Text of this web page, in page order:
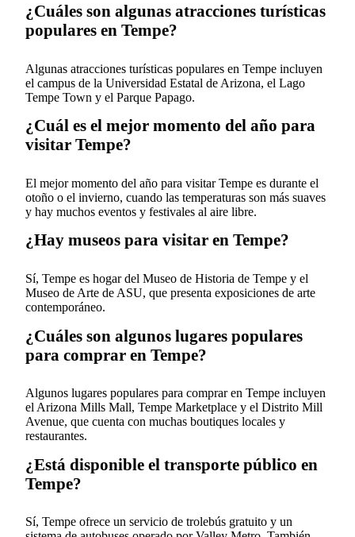
¿Cuáles son algunas atracciones turísticas
populares en Tempe?
Algunas atracciones turísticas populares en Tempe incluyen
el campus de la Universidad Estatal de Arizona, el Lago
Tempe Town y el Parque Papago.
¿Cuál es el mejor momento del año para
visitar Tempe?
El mejor momento del año para visitar Tempe es durante el
otoño o el invierno, cuando las temperaturas son más suaves
y hay muchos eventos y festivales al aire libre.
¿Hay museos para visitar en Tempe?
Sí, Tempe es hogar del Museo de Historia de Tempe y el
Museo de Arte de ASU, que presenta exposiciones de arte
contemporáneo.
¿Cuáles son algunos lugares populares
para comprar en Tempe?
Algunos lugares populares para comprar en Tempe incluyen
el Arizona Mills Mall, Tempe Marketplace y el Distrito Mill
Avenue, que cuenta con muchas boutiques locales y
restaurantes.
¿Está disponible el transporte público en
Tempe?
Sí, Tempe ofrece un servicio de trolebús gratuito y un